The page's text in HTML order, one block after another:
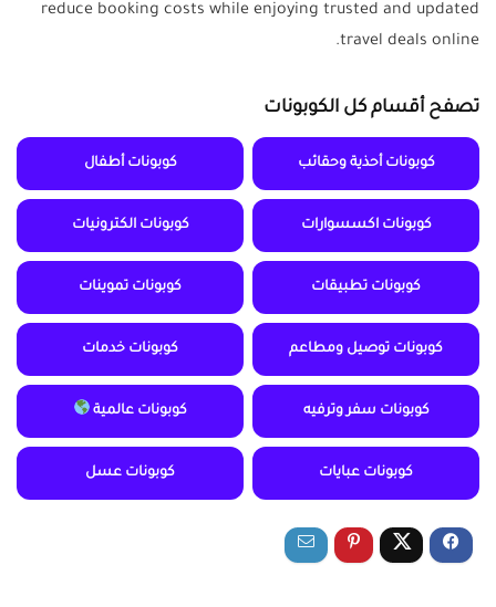
reduce booking costs while enjoying trusted and updated
travel deals online.
تصفح أقسام كل الكوبونات
كوبونات أحذية وحقائب كوبونات أطفال
كوبونات اكسسوارات كوبونات الكترونيات
كوبونات تطبيقات كوبونات تموينات
كوبونات توصيل ومطاعم كوبونات خدمات
كوبونات سفر وترفيه كوبونات عالمية
كوبونات عبايات كوبونات عسل